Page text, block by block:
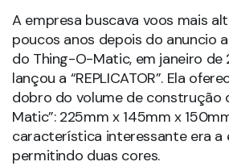
A empresa buscava voos mais
poucos anos depois do anuncio
do Thing-O-Matic, em janeiro de
lançou a “REPLICATOR”. Ela
dobro do volume de construção
Matic”: 225mm x 145mm x
característica interessante era a
permitindo duas cores.